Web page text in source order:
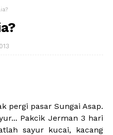
pergi pasar Sungai Asap.
Pakcik Jerman 3 hari
sayur kucai, kacang